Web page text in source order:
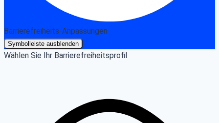
Barrierefreiheits-Anpassungen
Symbolleiste ausblenden
Wählen Sie Ihr Barrierefreiheitsprofil